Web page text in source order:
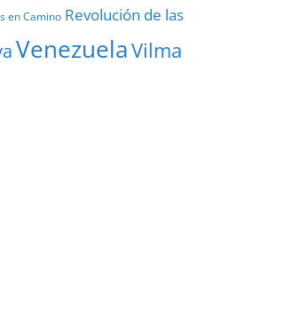
en Camino Revolución de las
VenezuelaVilma